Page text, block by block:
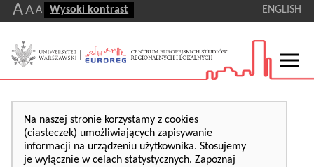
AA A Wysoki kontrast ENGLISH
Na naszej stronie korzystamy z cookies
(ciasteczek) umożliwiających zapisywanie
informacji na urządzeniu użytkownika. Stosujemy
je wyłącznie w celach statystycznych. Zapoznaj